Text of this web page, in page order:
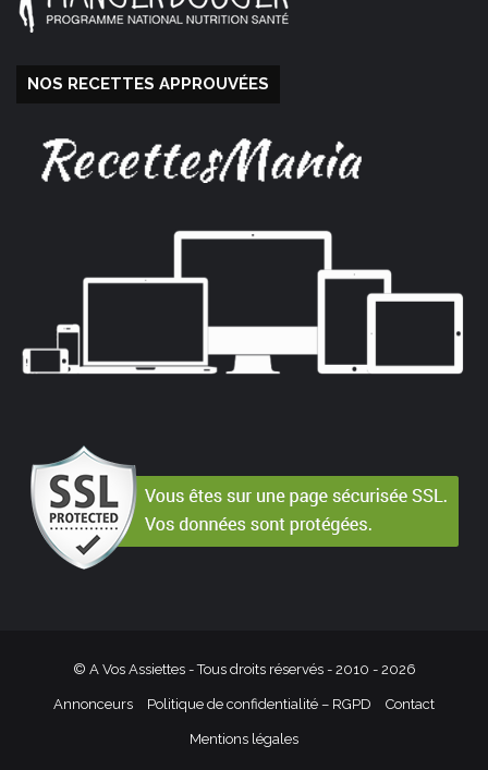
NOS RECETTES APPROUVÉES
© A Vos Assiettes - Tous droits réservés - 2010 - 2026
Annonceurs Politique de confidentialité – RGPD Contact
Mentions légales